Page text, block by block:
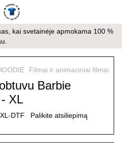
kai svetainėje apmokama 100 %
Filmai ir animaciniai filmai
Barbie
XL
DTF Palikite atsiliepimą